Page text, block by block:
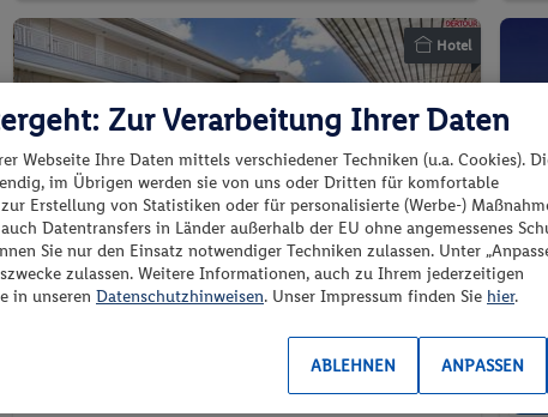
Hotel
by
Zur Verarbeitung Ihrer Daten
Webseite Ihre Daten mittels verschiedener Techniken (u.a. Cookies).
im Übrigen werden sie von uns oder Dritten für komfortable
Erstellung von Statistiken oder für personalisierte (Werbe-)
Datentransfers in Länder außerhalb der EU ohne angemessenes
Sie nur den Einsatz notwendiger Techniken zulassen. Unter
zulassen. Weitere Informationen, auch zu Ihrem jederzeitigen
in unseren Datenschutzhinweisen. Unser Impressum finden Sie hier.
ANPASSEN
ABLEHNEN